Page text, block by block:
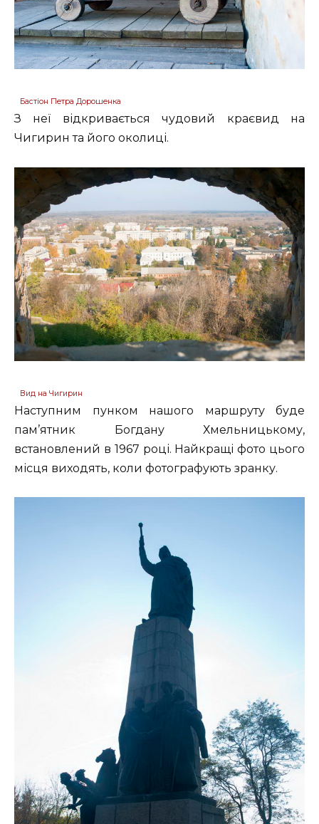
Бастіон Петра Дорошенка
З неї відкривається чудовий краєвид на
Чигирин та його околиці.
Вид на Чигирин
Наступним пунком нашого маршруту буде
пам’ятник Богдану Хмельницькому,
встановлений в 1967 році. Найкращі фото цього
місця виходять, коли фотографують зранку.